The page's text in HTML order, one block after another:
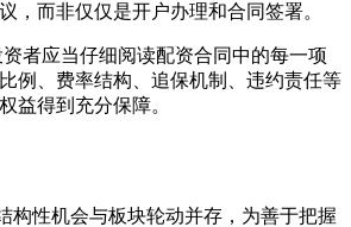
，而非仅仅是开户办理和合同签署。
资者应当仔细阅读配资合同中的每一项
例、费率结构、追保机制、违约责任等
益得到充分保障。
构性机会与板块轮动并存，为善于把握